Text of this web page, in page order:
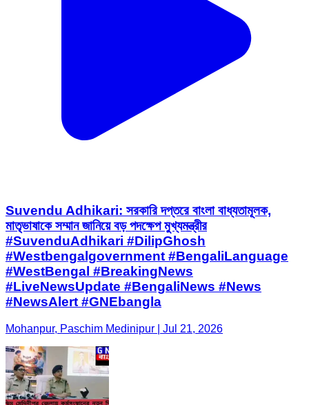
Suvendu Adhikari: সরকারি দপ্তরে বাংলা বাধ্যতামূলক,
মাতৃভাষাকে সম্মান জানিয়ে বড় পদক্ষেপ মুখ্যমন্ত্রীর
#SuvenduAdhikari #DilipGhosh
#Westbengalgovernment #BengaliLanguage
#WestBengal #BreakingNews
#LiveNewsUpdate #BengaliNews #News
#NewsAlert #GNEbangla
Mohanpur, Paschim Medinipur | Jul 21, 2026